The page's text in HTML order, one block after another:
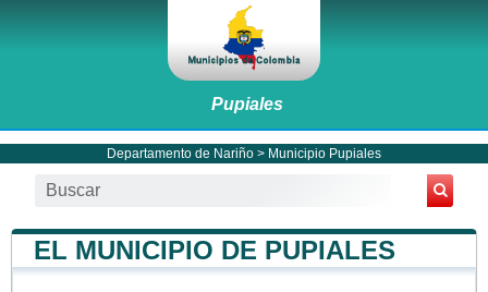
Pupiales
Departamento de Nariño > Municipio Pupiales
EL MUNICIPIO DE PUPIALES